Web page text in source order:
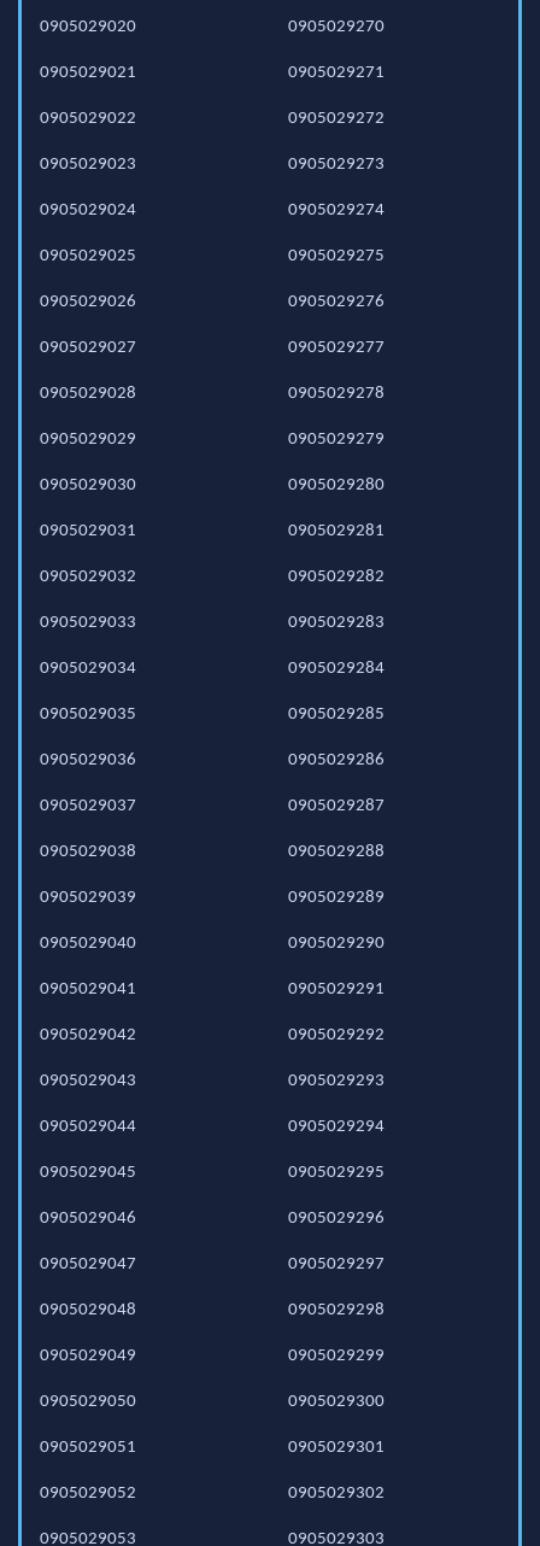
0905029020
0905029021
0905029022
0905029023
0905029024
0905029025
0905029026
0905029027
0905029028
0905029029
0905029030
0905029031
0905029032
0905029033
0905029034
0905029035
0905029036
0905029037
0905029038
0905029039
0905029040
0905029041
0905029042
0905029043
0905029044
0905029045
0905029046
0905029047
0905029048
0905029049
0905029050
0905029051
0905029052
0905029053
0905029270
0905029271
0905029272
0905029273
0905029274
0905029275
0905029276
0905029277
0905029278
0905029279
0905029280
0905029281
0905029282
0905029283
0905029284
0905029285
0905029286
0905029287
0905029288
0905029289
0905029290
0905029291
0905029292
0905029293
0905029294
0905029295
0905029296
0905029297
0905029298
0905029299
0905029300
0905029301
0905029302
0905029303